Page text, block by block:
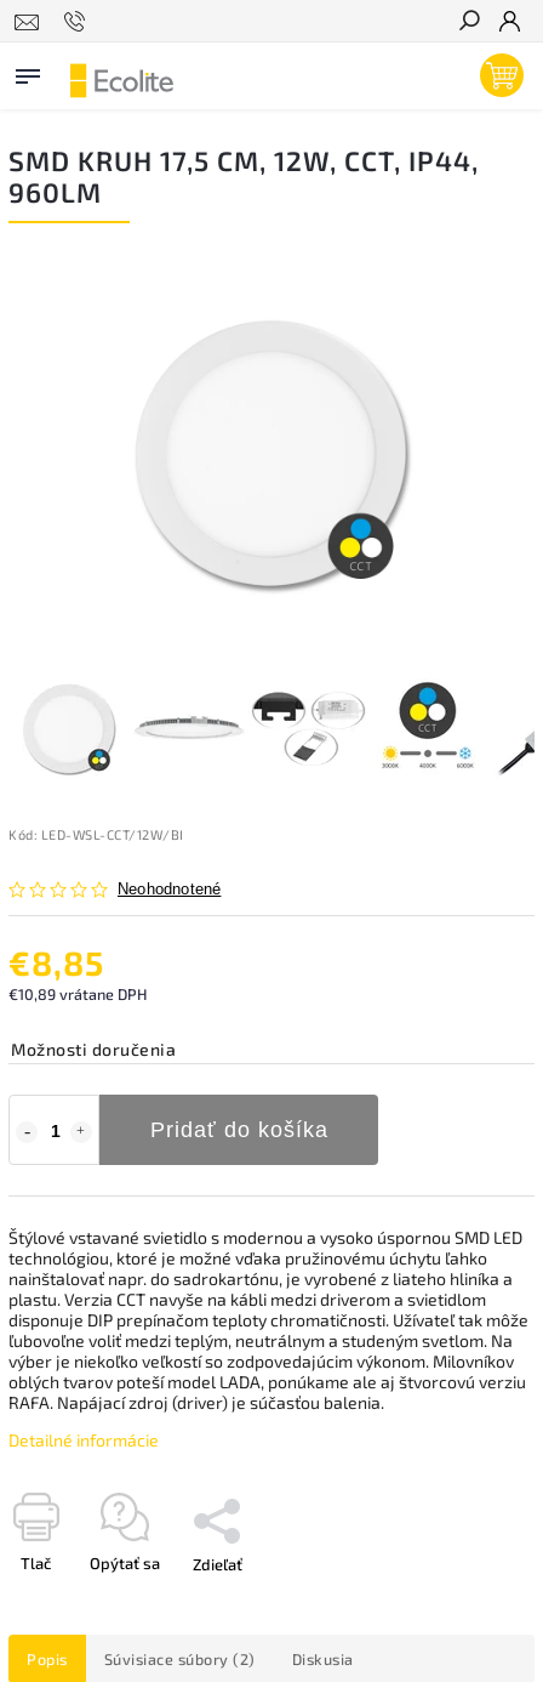
Hľadať
SMD KRUH 17,5 CM, 12W, CCT, IP44,
960LM
Kód: LED-WSL-CCT/12W/BI
Neohodnotené
€8,85
€10,89 vrátane DPH
Možnosti doručenia
Pridať do košíka
Štýlové vstavané svietidlo s modernou a vysoko úspornou SMD LED
technológiou, ktoré je možné vďaka pružinovému úchytu ľahko
nainštalovať napr. do sadrokartónu, je vyrobené z liateho hliníka a
plastu. Verzia CCT navyše na kábli medzi driverom a svietidlom
disponuje DIP prepínačom teploty chromatičnosti. Užívateľ tak môže
ľubovoľne voliť medzi teplým, neutrálnym a studeným svetlom. Na
výber je niekoľko veľkostí so zodpovedajúcim výkonom. Milovníkov
oblých tvarov poteší model LADA, ponúkame ale aj štvorcovú verziu
RAFA. Napájací zdroj (driver) je súčasťou balenia.
Detailné informácie
Tlač Opýtať sa Zdieľať
Popis Súvisiace súbory (2) Diskusia